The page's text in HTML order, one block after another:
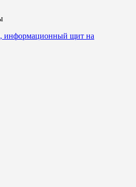
информационный щит на